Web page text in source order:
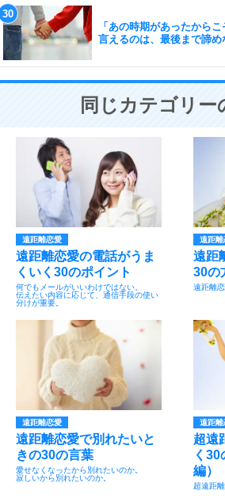
「あの時期があったから
言えるのは、最後まで諦め
同じカテゴリー
遠距離恋愛
遠距離恋愛の電話がうま
くいく30のポイント
何でもメールがいいわけではない。
伝えたい内容に応じて、通信手段の使い
分けが重要。
遠距離
遠距
30の
遠距離
遠距離恋愛
遠距離恋愛で別れたいと
きの30の言葉
愛せなくなったから別れたいのか。
寂しいから別れたいのか。
遠距離
超遠
く
編）
超遠距